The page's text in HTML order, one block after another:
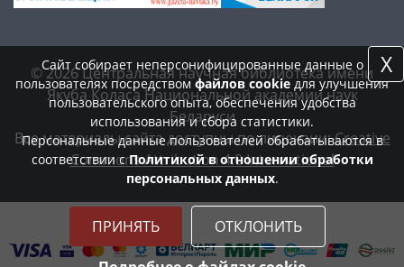
© 2026 Центральная научная библиотека имени
Якуба Коласа Национальной академии наук
Беларуси
Все материалы сайта доступны по лицензии:Creative
Commons Attribution 4.0 International
Сайт собирает неперсонифицированные данные о
пользователях посредствомфайлов cookieдля улучшения
пользовательского опыта, обеспечения удобства
использования и сбора статистики.
Персональные данные пользователей обрабатываются в
соответствии сПолитикой в отношении обработки
персональных данных.
ПРИНЯТЬ ОТКЛОНИТЬ
X